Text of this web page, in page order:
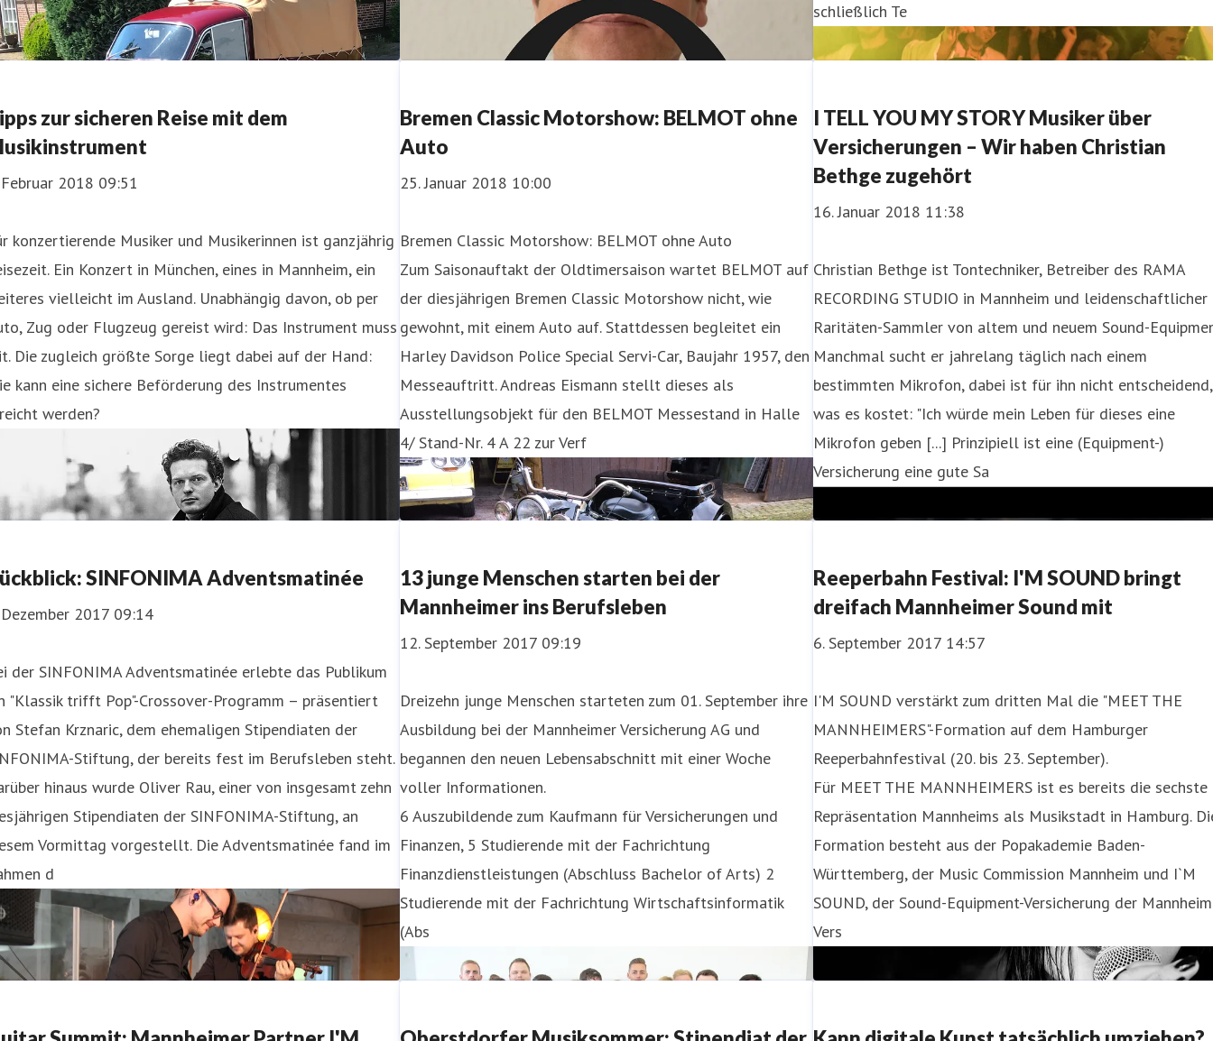
schließlich Te
zur sicheren Reise mit dem
2018 09:51
konzertierende Musiker und Musikerinnen ist ganzjährig
Ein Konzert in München, eines in Mannheim, ein
vielleicht im Ausland. Unabhängig davon, ob per
Zug oder Flugzeug gereist wird: Das Instrument muss
Die zugleich größte Sorge liegt dabei auf der Hand:
kann eine sichere Beförderung des Instrumentes
werden?
Bremen Classic Motorshow: BELMOT ohne
Auto
25. Januar 2018 10:00
Bremen Classic Motorshow: BELMOT ohne Auto
Zum Saisonauftakt der Oldtimersaison wartet BELMOT auf
der diesjährigen Bremen Classic Motorshow nicht, wie
gewohnt, mit einem Auto auf. Stattdessen begleitet ein
Harley Davidson Police Special Servi-Car, Baujahr 1957, den
Messeauftritt. Andreas Eismann stellt dieses als
Ausstellungsobjekt für den BELMOT Messestand in Halle
4/ Stand-Nr. 4 A 22 zur Verf
I TELL YOU MY STORY Musiker über
Versicherungen – Wir haben Christian
Bethge zugehört
16. Januar 2018 11:38
Christian Bethge ist Tontechniker, Betreiber des RAMA
RECORDING STUDIO in Mannheim und leidenschaftlicher
Raritäten-Sammler von altem und neuem Sound-
Manchmal sucht er jahrelang täglich nach einem
bestimmten Mikrofon, dabei ist für ihn nicht entscheidend,
was es kostet: "Ich würde mein Leben für dieses eine
Mikrofon geben [...] Prinzipiell ist eine (Equipment-)
Versicherung eine gute Sa
SINFONIMA Adventsmatinée
2017 09:14
der SINFONIMA Adventsmatinée erlebte das Publikum
"Klassik trifft Pop"-Crossover-Programm – präsentiert
Stefan Krznaric, dem ehemaligen Stipendiaten der
Stiftung, der bereits fest im Berufsleben steht.
hinaus wurde Oliver Rau, einer von insgesamt zehn
Stipendiaten der SINFONIMA-Stiftung, an
Vormittag vorgestellt. Die Adventsmatinée fand im
d
13 junge Menschen starten bei der
Mannheimer ins Berufsleben
12. September 2017 09:19
Dreizehn junge Menschen starteten zum 01. September ihre
Ausbildung bei der Mannheimer Versicherung AG und
begannen den neuen Lebensabschnitt mit einer Woche
voller Informationen.
6 Auszubildende zum Kaufmann für Versicherungen und
Finanzen, 5 Studierende mit der Fachrichtung
Finanzdienstleistungen (Abschluss Bachelor of Arts) 2
Studierende mit der Fachrichtung Wirtschaftsinformatik
(Abs
​Reeperbahn Festival: I'M SOUND bringt
dreifach Mannheimer Sound mit
6. September 2017 14:57
I'M SOUND verstärkt zum dritten Mal die "MEET THE
MANNHEIMERS"-Formation auf dem Hamburger
Reeperbahnfestival (20. bis 23. September).
Für MEET THE MANNHEIMERS ist es bereits die sechste
Repräsentation Mannheims als Musikstadt in Hamburg.
Formation besteht aus der Popakademie Baden-
Württemberg, der Music Commission Mannheim und I`M
SOUND, der Sound-Equipment-Versicherung der
Vers